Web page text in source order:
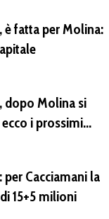
è fatta per Molina:
dopo Molina si
i prossimi
Cacciamani la
15+5 milioni